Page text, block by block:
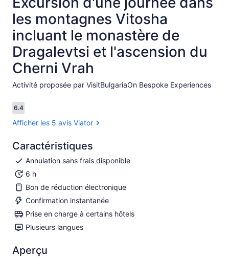
les montagnes Vitosha
incluant le monastère de
Dragalevtsi et l'ascension du
Cherni Vrah
Activité proposée par VisitBulgariaOn Bespoke Experiences
6.46.4 sur 10
Afficher les 5 avis Viator
Caractéristiques
Annulation sans frais disponible
6 h
Bon de réduction électronique
Confirmation instantanée
Prise en charge à certains hôtels
Plusieurs langues
Aperçu